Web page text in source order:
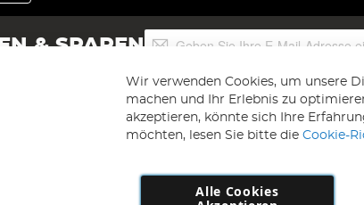
& SPAREN
für
unseren
Newsletter
an:
Copyright 1997 -
Wir verwenden Cookies, um unsere
machen und Ihr Erlebnis zu
akzeptieren, könnte sich Ihre
möchten, lesen Sie bitte die Cookie-
Alle Cookies